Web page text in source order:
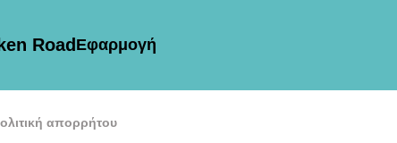
Road Εφαρμογή
απορρήτου